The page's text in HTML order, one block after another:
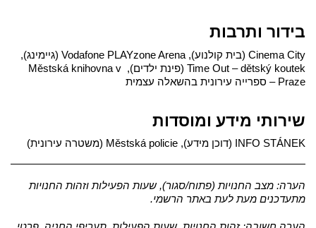
בידור ותרבות
Time Out – dětský koutek (פינת ילדים), Městská knihovna v
Praze – ספרייה עירונית בהשאלה עצמית
שירותי מידע ומוסדות
INFO STÁNEK (דוכן מידע), Městská policie (משטרה עירונית)
מתעדכנים מעת לעת באתר הרשמי.